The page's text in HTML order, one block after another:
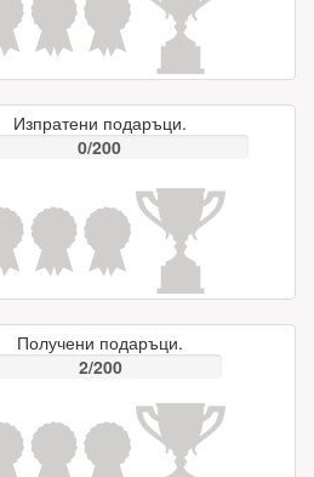
Изпратени подаръци.
0/200
Получени подаръци.
2/200